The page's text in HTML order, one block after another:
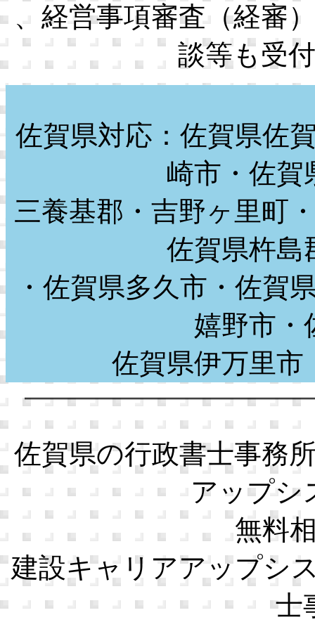
、経営事項審査（経審
談等も受
佐賀県対応：佐賀県佐
崎市・佐賀
三養基郡・吉野ヶ里町
佐賀県杵島
・佐賀県多久市・佐賀
嬉野市・
佐賀県伊万里
佐賀県の行政書士事務
アップシ
無料
建設キャリアアップシ
士